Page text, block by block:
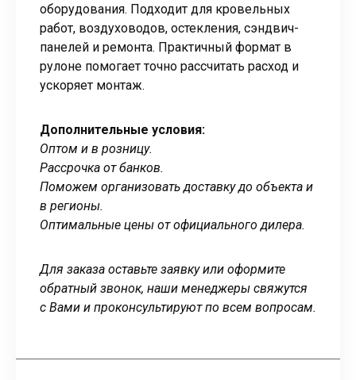
оборудования. Подходит для кровельных
работ, воздуховодов, остекления, сэндвич-
панелей и ремонта. Практичный формат в
рулоне помогает точно рассчитать расход и
ускоряет монтаж.
Дополнительные условия:
Оптом и в розницу.
Рассрочка от банков.
Поможем организовать доставку до объекта и
в регионы.
Оптимальные цены от официального дилера.
Для заказа оставьте заявку или оформите
обратный звонок, наши менеджеры свяжутся
с Вами и проконсультируют по всем вопросам.